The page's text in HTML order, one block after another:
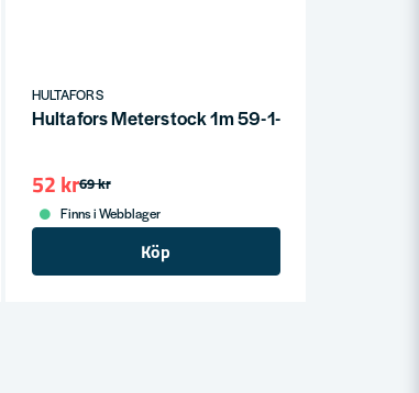
HULTAFORS
Hultafors Meterstock 1m 59-1-6 mm
69 kr
52 kr
Finns i Webblager
Köp